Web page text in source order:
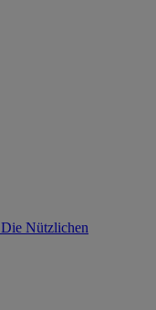
Die Nützlichen